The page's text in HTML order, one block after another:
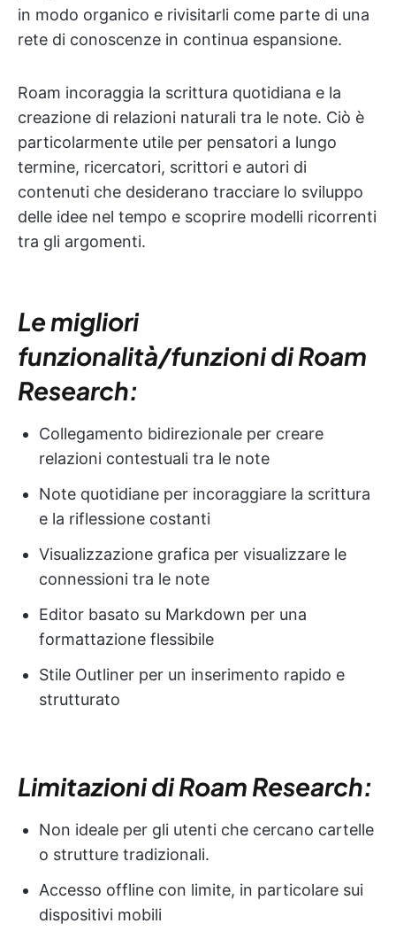
in modo organico e rivisitarli come parte di una
rete di conoscenze in continua espansione.
Roam incoraggia la scrittura quotidiana e la
creazione di relazioni naturali tra le note. Ciò è
particolarmente utile per pensatori a lungo
termine, ricercatori, scrittori e autori di
contenuti che desiderano tracciare lo sviluppo
delle idee nel tempo e scoprire modelli ricorrenti
tra gli argomenti.
Le migliori
funzionalità/funzioni di Roam
Research:
Collegamento bidirezionale per creare
relazioni contestuali tra le note
Note quotidiane per incoraggiare la scrittura
e la riflessione costanti
Visualizzazione grafica per visualizzare le
connessioni tra le note
Editor basato su Markdown per una
formattazione flessibile
Stile Outliner per un inserimento rapido e
strutturato
Limitazioni di Roam Research:
Non ideale per gli utenti che cercano cartelle
o strutture tradizionali.
Accesso offline con limite, in particolare sui
dispositivi mobili